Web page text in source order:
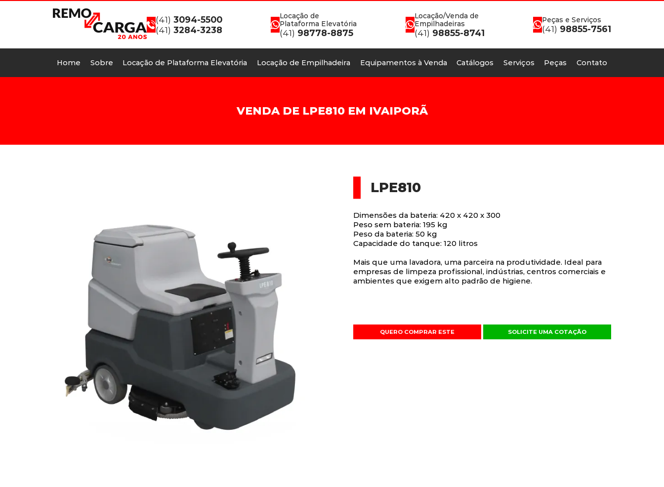
(41) 3094-5500
(41) 3284-3238
Locação de
Plataforma Elevatória
(41) 98778-8875
Locação/Venda de
Empilhadeiras
(41) 98855-8741
Peças e Serviços
(41) 98855-7561
Home Sobre Locação de Plataforma Elevatória Locação de Empilhadeira Equipamentos à Venda Catálogos Serviços Peças Contato
VENDA DE LPE810 EM IVAIPORÃ
LPE810
Dimensões da bateria: 420 x 420 x 300
Peso sem bateria: 195 kg
Peso da bateria: 50 kg
Capacidade do tanque: 120 litros
Mais que uma lavadora, uma parceira na produtividade. Ideal para
empresas de limpeza profissional, indústrias, centros comerciais e
ambientes que exigem alto padrão de higiene.
QUERO COMPRAR ESTE SOLICITE UMA COTAÇÃO